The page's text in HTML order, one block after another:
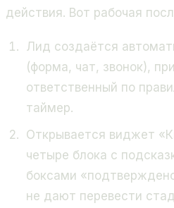
действия. Вот рабочая
Лид создаётся
(форма, чат, звонок),
ответственный по
таймер.
Открывается виджет
четыре блока с
боксами
не дают перевести